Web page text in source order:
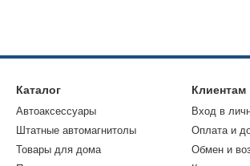
Каталог
Автоаксессуары
Штатные автомагнитолы
Товары для дома
Клиентам
Вход в
Оплата и
Обмен и